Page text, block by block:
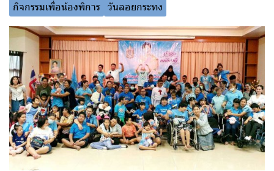
กิจกรรมเพื่อน้องพิการ วันลอยกระทง